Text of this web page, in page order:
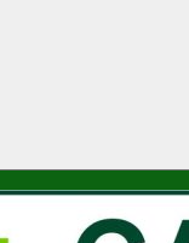
Buscar